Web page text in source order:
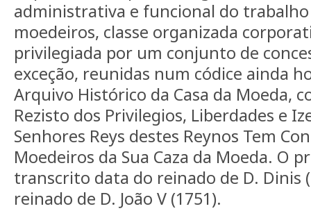
administrativa e funcional do trabalho
moedeiros, classe organizada
privilegiada por um conjunto de
exceção, reunidas num códice ainda
Arquivo Histórico da Casa da Moeda,
Rezisto dos Privilegios, Liberdades e
Senhores Reys destes Reynos Tem
Moedeiros da Sua Caza da Moeda. O
transcrito data do reinado de D. Dinis
reinado de D. João V (1751).